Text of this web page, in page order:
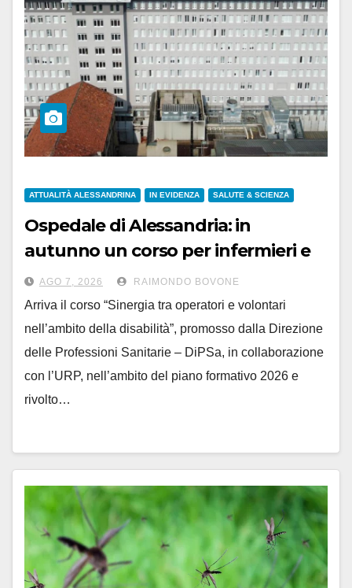
ATTUALITÀ ALESSANDRINA IN EVIDENZA SALUTE & SCIENZA
Ospedale di Alessandria: in
autunno un corso per infermieri e
OSS sull’assistenza ai disabili
AGO 7, 2026 RAIMONDO BOVONE
Arriva il corso “Sinergia tra operatori e volontari
nell’ambito della disabilità”, promosso dalla Direzione
delle Professioni Sanitarie – DiPSa, in collaborazione
con l’URP, nell’ambito del piano formativo 2026 e
rivolto…